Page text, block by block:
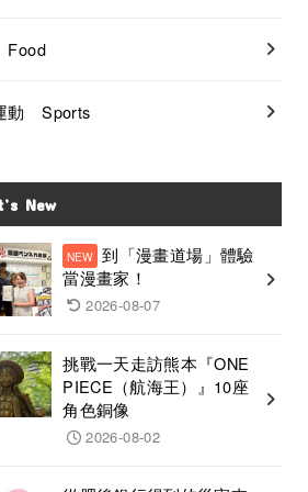
動 Sports
New
到「漫畫道場」體驗
當漫畫家！
2026-08-07
挑戰一天走訪熊本『ONE
PIECE（航海王）』10座
角色銅像
2026-08-02